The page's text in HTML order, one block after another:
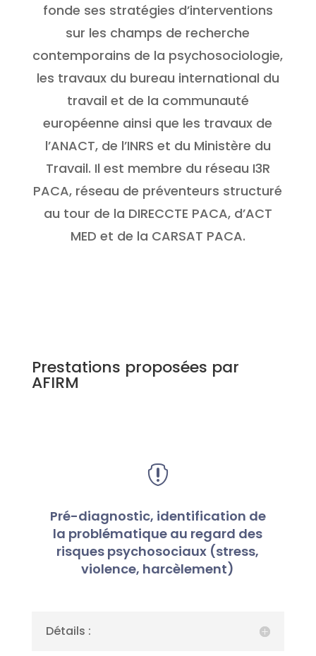
fonde ses stratégies d’interventions
sur les champs de recherche
contemporains de la psychosociologie,
les travaux du bureau international du
travail et de la communauté
européenne ainsi que les travaux de
l’ANACT, de l’INRS et du Ministère du
Travail. Il est membre du réseau I3R
PACA, réseau de préventeurs structuré
au tour de la DIRECCTE PACA, d’ACT
MED et de la CARSAT PACA.
Prestations proposées par
AFIRM

Pré-diagnostic, identification de
la problématique au regard des
risques psychosociaux (stress,
violence, harcèlement)
Détails :